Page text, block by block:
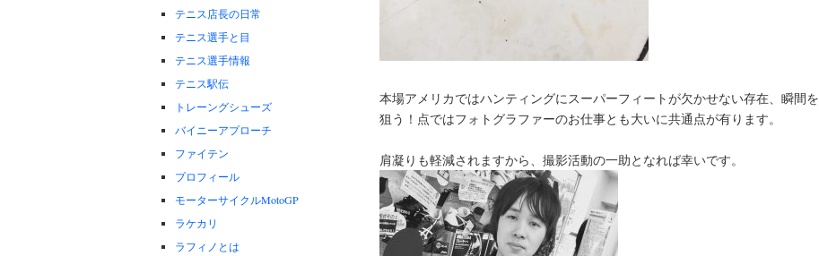
本場アメリカではハンティングにスーパーフィートが欠かせない存在、瞬間を
狙う！点ではフォトグラファーのお仕事とも大いに共通点が有ります。
肩凝りも軽減されますから、撮影活動の一助となれば幸いです。
テニス店長の日常
テニス選手と目
テニス選手情報
テニス駅伝
トレーングシューズ
バイニーアプローチ
ファイテン
プロフィール
モーターサイクルMotoGP
ラケカリ
ラフィノとは